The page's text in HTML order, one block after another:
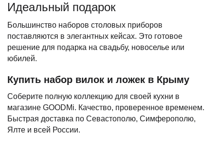
Идеальный подарок
Большинство наборов столовых приборов
поставляются в элегантных кейсах. Это готовое
решение для подарка на свадьбу, новоселье или
юбилей.
Купить набор вилок и ложек в Крыму
Соберите полную коллекцию для своей кухни в
магазине GOODMi. Качество, проверенное временем.
Быстрая доставка по Севастополю, Симферополю,
Ялте и всей России.